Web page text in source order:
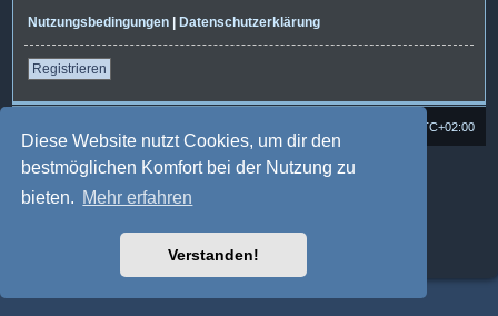
Diese Website nutzt Cookies, um dir den
bestmöglichen Komfort bei der Nutzung zu
bieten. Mehr erfahren
Verstanden!
Nutzungsbedingungen | Datenschutzerklärung
Registrieren
UTC+02:00
Powered byphpBB ® Forum Software © phpBB Limited
Style: Multi Design by Joyce&Luna
Nutzungsbedingungen